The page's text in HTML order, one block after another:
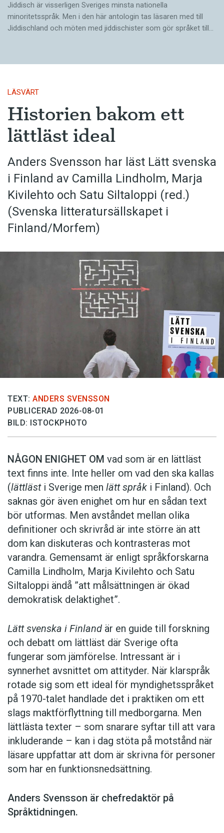
Jiddisch är visserligen Sveriges minsta nationella
minoritetsspråk. Men i den här antologin tas läsaren med till
Jiddischland och möten med jiddischister som gör språket till…
LÄSVÄRT
Historien bakom ett
lättläst ideal
Anders Svensson har läst Lätt svenska
i Finland av Camilla Lindholm, Marja
Kivilehto och Satu Siltaloppi (red.)
(Svenska litteratur­sällskapet i
Finland/Morfem)
TEXT: ANDERS SVENSSON
PUBLICERAD 2026-08-01
BILD: ISTOCKPHOTO
NÅGON ENIGHET OM vad som är en lättläst
text finns inte. Inte heller om vad den ska kallas
(lättlästi Sverige men lätt språk i Finland). Och
saknas gör även enighet om hur en sådan text
bör utformas. Men avståndet mellan olika
definitioner och skrivråd är inte större än att
dom kan diskuteras och kontrasteras mot
varandra. Gemensamt är enligt språkforskarna
Camilla Lindholm, Marja Kivilehto och Satu
Siltaloppi ändå ”att målsättningen är ökad
demokratisk delaktighet”.
Lätt svenska i Finland är en guide till forskning
och debatt om lättläst där ­Sverige ofta
fungerar som jämförelse. ­Intressant är i
synnerhet ­avsnittet om attityder. När klar­språk
rotade sig som ett ideal för myndighetsspråket
på 1970-talet handlade det i praktiken om ett
slags maktförflyttning till medborgarna. Men
lättlästa texter – som snarare syftar till att vara
inkluderande – kan i dag stöta på motstånd när
läsare uppfattar att dom är skrivna för personer
som har en funktionsnedsättning.
Anders Svensson är chefredaktör på
Språktidningen.